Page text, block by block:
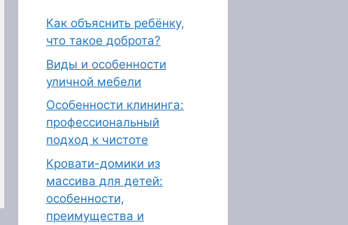
Как объяснить ребёнку,
что такое доброта?
Виды и особенности
уличной мебели
Особенности клининга:
профессиональный
подход к чистоте
Кровати-домики из
массива для детей:
особенности,
преимущества и